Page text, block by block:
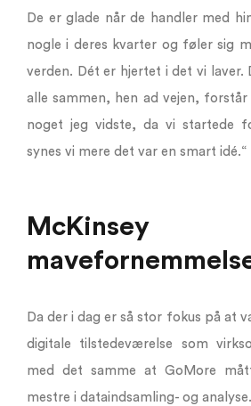
De er glade når de handler med
nogle i deres kvarter og føler sig
verden. Dét er hjertet i det vi laver.
alle sammen, hen ad vejen,
noget jeg vidste, da vi startede
synes vi mere det var en smart idé.“
Da der i dag er så stor fokus på at
digitale tilstedeværelse som
med det samme at GoMore
mestre i dataindsamling- og analyse.